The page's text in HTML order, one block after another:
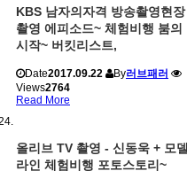
KBS 남자의자격 방송촬영현장
촬영 에피소드~ 체험비행 붐의
시작~ 버킷리스트,
Date2017.09.22 By러브패러
Views2764
Read More
올리브 TV 촬영 - 신동욱 + 모델
라인 체험비행 포토스토리~